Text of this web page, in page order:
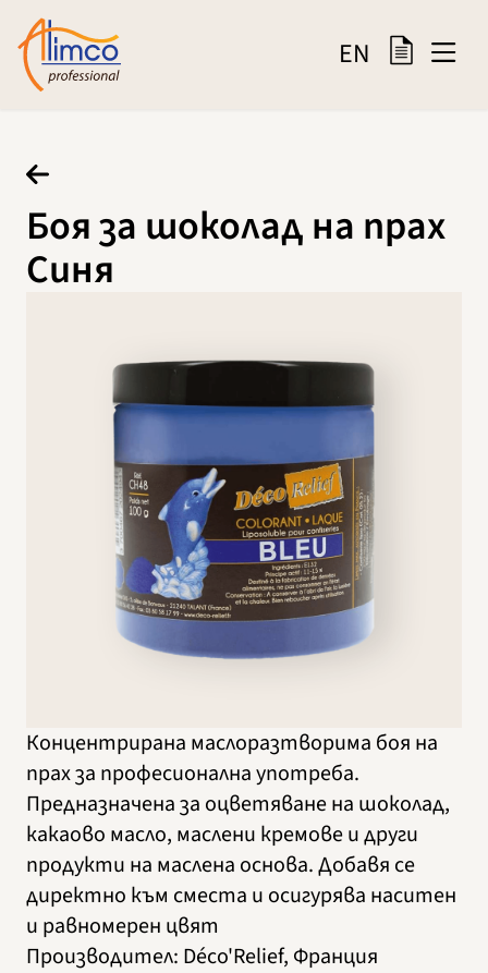
EN
Боя за шоколад на прах
Синя
Концентрирана маслоразтворима боя на
прах за професионална употреба.
Предназначена за оцветяване на шоколад,
какаово масло, маслени кремове и други
продукти на маслена основа. Добавя се
директно към сместа и осигурява наситен
и равномерен цвят
Производител: Déco'Relief, Франция